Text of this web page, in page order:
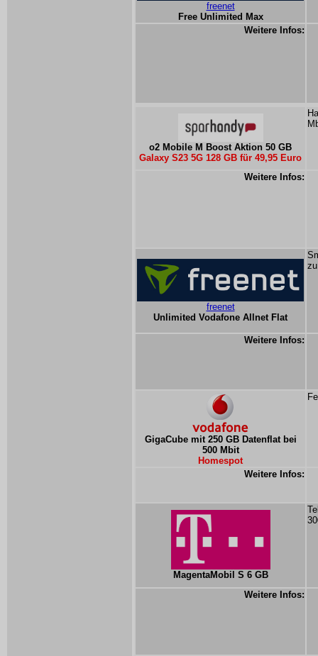
freenet
Free Unlimited Max
Weitere Infos:
o2 Mobile M Boost Aktion 50 GB
Galaxy S23 5G 128 GB für 49,95 Euro
Weitere Infos:
freenet
Unlimited Vodafone Allnet Flat
Weitere Infos:
GigaCube mit 250 GB Datenflat bei
500 Mbit
Homespot
Weitere Infos:
MagentaMobil S 6 GB
Weitere Infos: